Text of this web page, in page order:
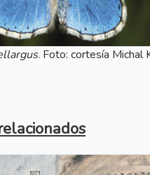
. Foto: cortesía Michal